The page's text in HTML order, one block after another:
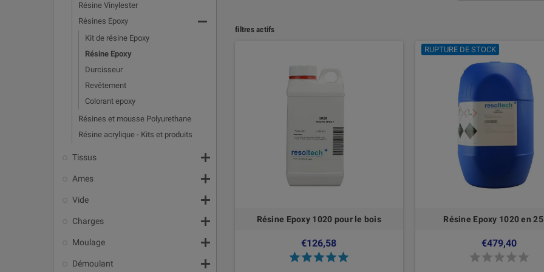
Résine Vinylester
Résines Epoxy

Kit de résine Epoxy
Résine Epoxy
Durcisseur
Revêtement
Colorant epoxy
Résines et mousse Polyurethane
Résine acrylique - Kits et produits
Tissus 
Ames 
Vide 
Charges 
Moulage 
Démoulant 
filtres actifs
Résine Epoxy 1020 pour le bois
€126,58
RUPTURE DE STOCK
Résine Epoxy 1020 en
€479,40